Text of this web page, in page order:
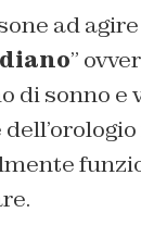
ad
”
di sonno e